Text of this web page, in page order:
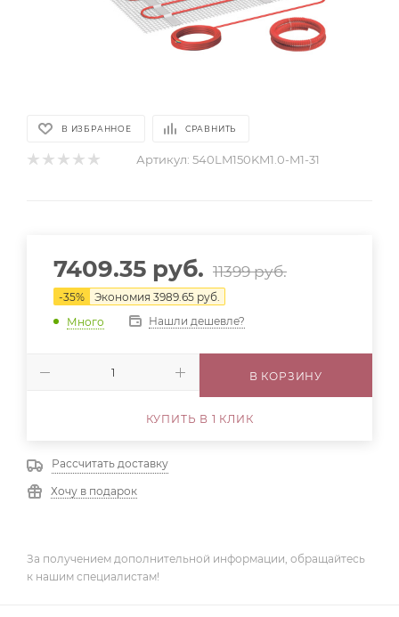
В ИЗБРАННОЕ СРАВНИТЬ
Артикул: 540LM150KM1.0-M1-31
7409.35 руб. 11399руб.
-35% Экономия 3989.65 руб.
Много
Нашли дешевле?
В КОРЗИНУ
КУПИТЬ В 1 КЛИК
Рассчитать доставку
Хочу в подарок
За получением дополнительной информации, обращайтесь
к нашим специалистам!